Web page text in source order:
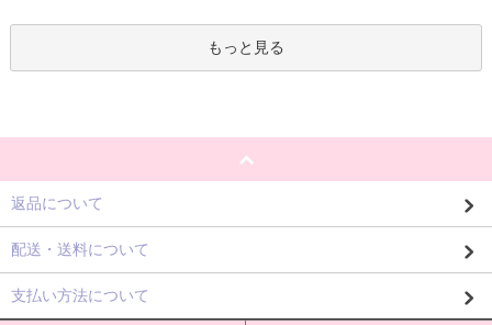
もっと見る
返品について
配送・送料について
支払い方法について